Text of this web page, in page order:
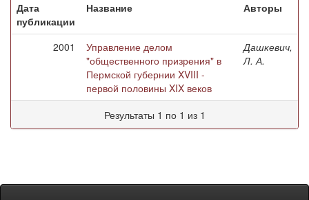
Дата
публикации
Название Авторы
2001
Управление делом
"общественного призрения" в
Пермской губернии XVIII -
первой половины XIX веков
Дашкевич,
Л. А.
Результаты 1 по 1 из 1